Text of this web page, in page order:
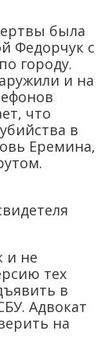
была
Федорчук с
городу.
и на
что
в
Еремина,
и не
тех
в
Адвокат
на